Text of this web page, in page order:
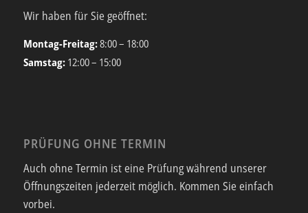
Wir haben für Sie geöffnet:
Montag-Freitag:8:00 – 18:00
Samstag: 12:00 – 15:00
PRÜFUNG OHNE TERMIN
Auch ohne Termin ist eine Prüfung während unserer
Öffnungszeiten jederzeit möglich. Kommen Sie einfach
vorbei.